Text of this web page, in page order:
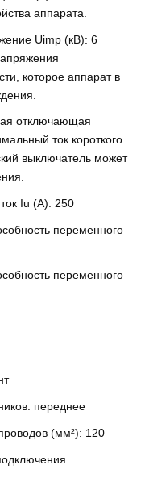
аппарата.
Uimp (кВ): 6
которое аппарат в
отключающая
ток короткого
выключатель может
Iu (А): 250
переменного
переменного
переднее
(мм²): 120